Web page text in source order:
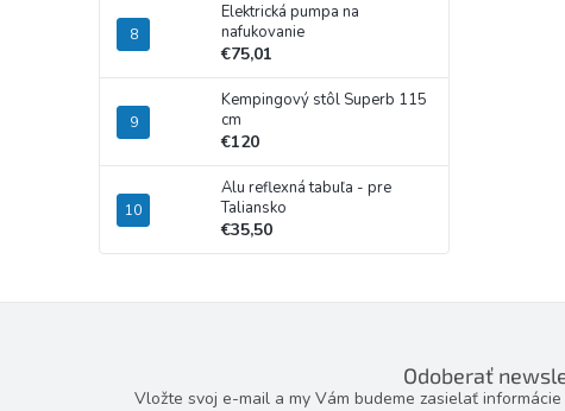
Elektrická pumpa na
nafukovanie
€75,01
Kempingový stôl Superb 115
cm
€120
Alu reflexná tabuľa - pre
Taliansko
€35,50
Odoberať
Vložte svoj e-mail a my Vám budeme zasielať